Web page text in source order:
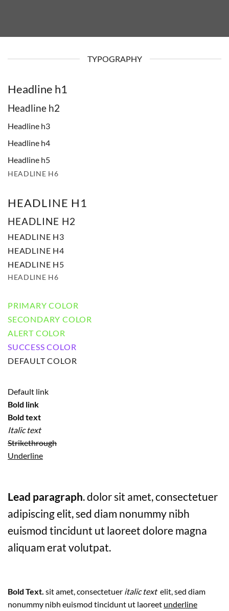
TYPOGRAPHY
Headline h1
Headline h2
Headline h3
Headline h4
Headline h5
HEADLINE H6
HEADLINE H1
HEADLINE H2
HEADLINE H3
HEADLINE H4
HEADLINE H5
HEADLINE H6
PRIMARY COLOR
SECONDARY COLOR
ALERT COLOR
SUCCESS COLOR
DEFAULT COLOR
Default link
Bold link
Bold text
Italic text
Strikethrough
Underline
Lead paragraph. dolor sit amet, consectetuer
adipiscing elit, sed diam nonummy nibh
euismod tincidunt ut laoreet dolore magna
aliquam erat volutpat.
Bold Text. sit amet, consectetuer italic text elit, sed diam
nonummy nibh euismod tincidunt ut laoreet underline